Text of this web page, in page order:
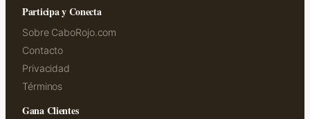
Participa y Conecta
Sobre CaboRojo.com
Contacto
Privacidad
Términos
Gana Clientes